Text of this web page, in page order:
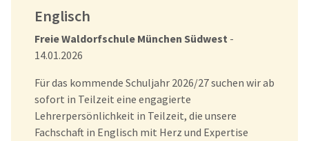
Englisch
Freie Waldorfschule München Südwest -
14.01.2026
Für das kommende Schuljahr 2026/27 suchen wir ab
sofort in Teilzeit eine engagierte
Lehrerpersönlichkeit in Teilzeit, die unsere
Fachschaft in Englisch mit Herz und Expertise